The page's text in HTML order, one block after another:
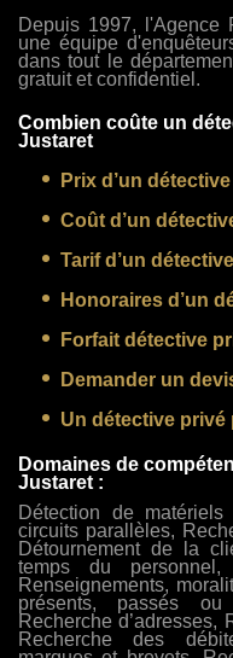
Depuis 1997, l'Agence
une équipe
dans tout le
gratuit et confidentiel.
Combien coûte un
Justaret
Prix d’un
Coût d’un
Tarif d’un
Honoraires d’un
Forfait détective
Demander un
Un détective privé
Domaines de
Justaret :
Détection de matériels
circuits parallèles,
Détournement de la
temps du
Renseignements,
présents, passés
Recherche d’adresses,
Recherche des